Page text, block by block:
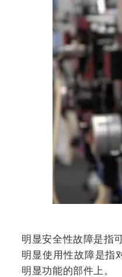
明显安全性故障是指
明显使用性故障是指
明显功能的部件上。